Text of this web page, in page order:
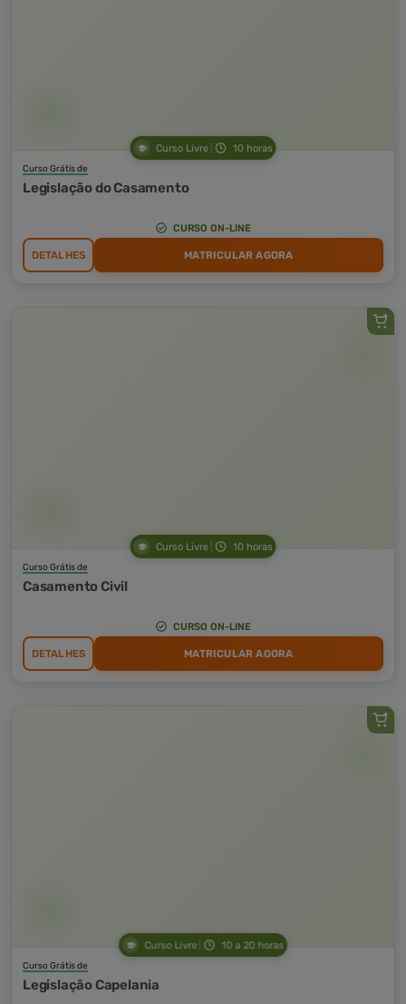
Curso Livre 10 horas
Curso Grátis de
Legislação do Casamento
CURSO ON-LINE
DETALHES MATRICULAR AGORA
Curso Livre 10 horas
Curso Grátis de
Casamento Civil
CURSO ON-LINE
DETALHES MATRICULAR AGORA
Curso Livre 10 a 20 horas
Curso Grátis de
Legislação Capelania